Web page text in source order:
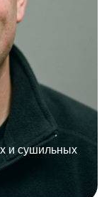
и сушильных